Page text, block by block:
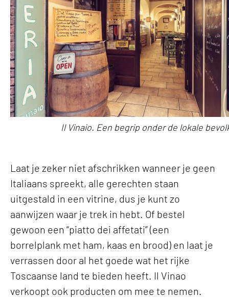
Il Vinaio. Een begrip onder de lokale
Laat je zeker niet afschrikken wanneer je geen
Italiaans spreekt, alle gerechten staan
uitgestald in een vitrine, dus je kunt zo
aanwijzen waar je trek in hebt. Of bestel
gewoon een “piatto dei affetati” (een
borrelplank met ham, kaas en brood) en laat je
verrassen door al het goede wat het rijke
Toscaanse land te bieden heeft. Il Vinao
verkoopt ook producten om mee te nemen.